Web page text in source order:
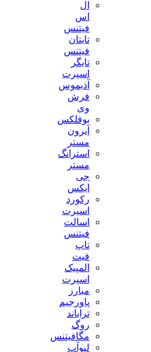
فیتنس
تایتان
فیتنس
تایگر
اسپرت
آذیموس
فرش
بوفلکس
آیرون
استرانگ
جی
رکورد
اسپرت
اسالت
فیتنس
تاپ
المپیک
اسپرت
مبارز
پاورجیم
تراباند
روگ
مگافیتنس
لیوآپ